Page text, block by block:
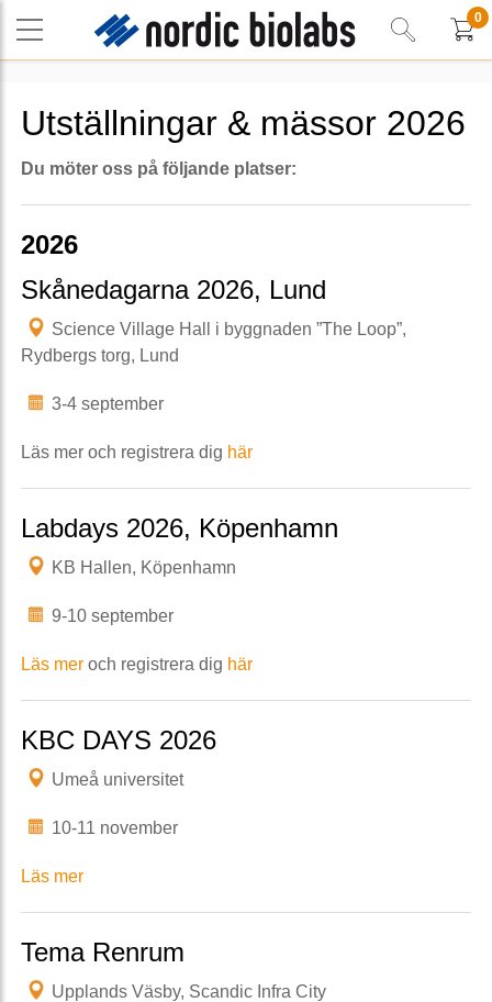
0
Utställningar & mässor 2026
Du möter oss på följande platser:
2026
Skånedagarna 2026, Lund
Science Village Hall i byggnaden ”The Loop”,
Rydbergs torg, Lund
3-4 september
Läs mer och registrera dig här
Labdays 2026, Köpenhamn
KB Hallen, Köpenhamn
9-10 september
Läs mer och registrera dig här
KBC DAYS 2026
Umeå universitet
10-11 november
Läs mer
Tema Renrum
Upplands Väsby, Scandic Infra City